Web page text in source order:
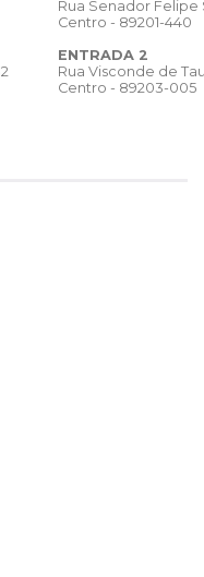
Rua Senador
Centro - 89201-440
ENTRADA 2
Rua Visconde de
Centro - 89203-005